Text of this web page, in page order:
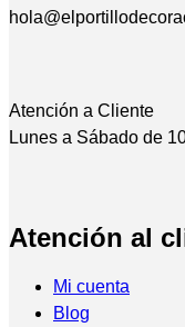
Atención a Cliente
Lunes a Sábado de
Atención al
Mi cuenta
Blog